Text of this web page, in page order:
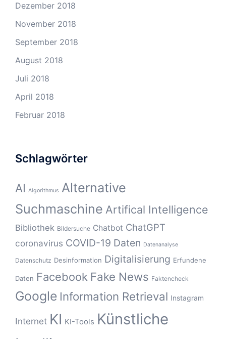
Dezember 2018
November 2018
September 2018
August 2018
Juli 2018
April 2018
Februar 2018
Schlagwörter
AI Algorithmus Alternative
Suchmaschine Artifical Intelligence
Bibliothek Bildersuche Chatbot ChatGPT
coronavirus COVID-19 Daten Datenanalyse
Datenschutz Desinformation Digitalisierung Erfundene
Daten Facebook Fake News Faktencheck
Google Information Retrieval Instagram
Internet KI KI-Tools Künstliche